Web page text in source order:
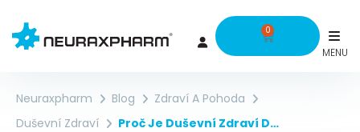
0
Neuraxpharm Blog
Zdraví A Pohoda
Duševní Zdraví
Proč Je Duševní Zdraví Důležité